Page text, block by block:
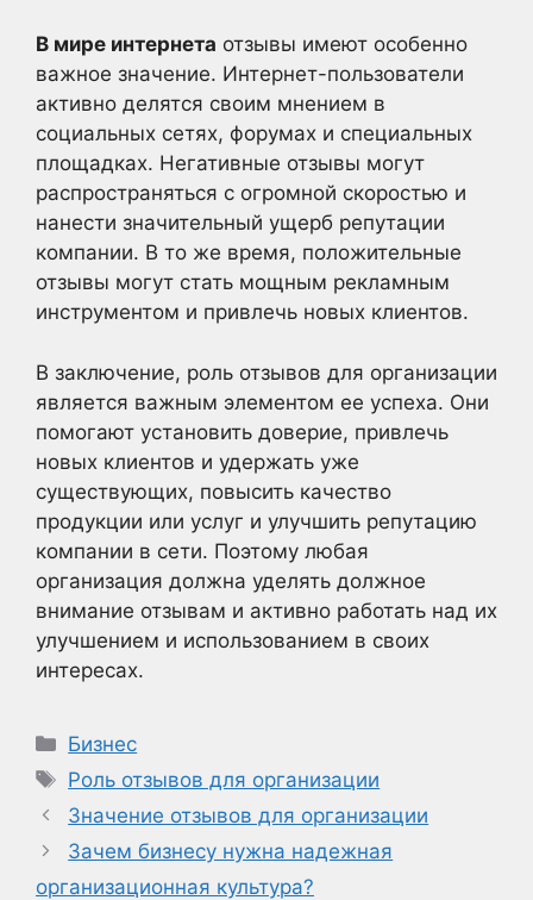
В мире интернета отзывы имеют особенно
важное значение. Интернет-пользователи
активно делятся своим мнением в
социальных сетях, форумах и специальных
площадках. Негативные отзывы могут
распространяться с огромной скоростью и
нанести значительный ущерб репутации
компании. В то же время, положительные
отзывы могут стать мощным рекламным
инструментом и привлечь новых клиентов.
В заключение, роль отзывов для организации
является важным элементом ее успеха. Они
помогают установить доверие, привлечь
новых клиентов и удержать уже
существующих, повысить качество
продукции или услуг и улучшить репутацию
компании в сети. Поэтому любая
организация должна уделять должное
внимание отзывам и активно работать над их
улучшением и использованием в своих
интересах.
Рубрики
Бизнес
Метки
Роль отзывов для организации
Значение отзывов для организации
Зачем бизнесу нужна надежная
организационная культура?